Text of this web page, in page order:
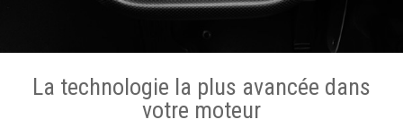
La technologie la plus avancée dans
votre moteur